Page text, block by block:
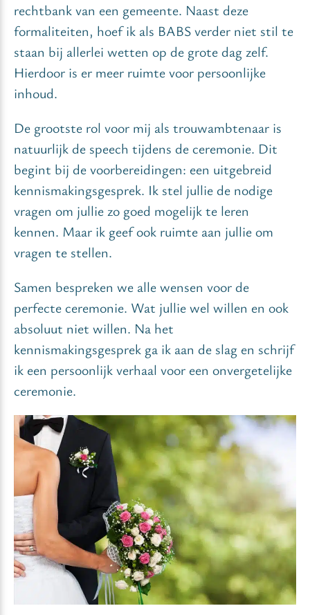
rechtbank van een gemeente. Naast deze
formaliteiten, hoef ik als BABS verder niet stil te
staan bij allerlei wetten op de grote dag zelf.
Hierdoor is er meer ruimte voor persoonlijke
inhoud.
De grootste rol voor mij als trouwambtenaar is
natuurlijk de speech tijdens de ceremonie. Dit
begint bij de voorbereidingen: een uitgebreid
kennismakingsgesprek. Ik stel jullie de nodige
vragen om jullie zo goed mogelijk te leren
kennen. Maar ik geef ook ruimte aan jullie om
vragen te stellen.
Samen bespreken we alle wensen voor de
perfecte ceremonie. Wat jullie wel willen en ook
absoluut niet willen. Na het
kennismakingsgesprek ga ik aan de slag en schrijf
ik een persoonlijk verhaal voor een onvergetelijke
ceremonie.